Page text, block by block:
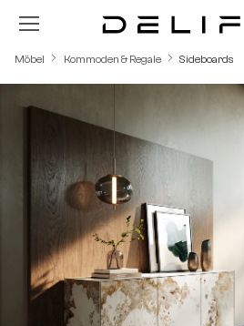
Zum Hauptinhalt springen
Möbel Kommoden & Regale Sideboards